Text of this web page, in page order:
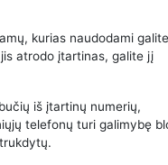
kurias naudodami galite
atrodo įtartinas, galite jį
iš įtartinų numerių,
telefonų turi galimybę